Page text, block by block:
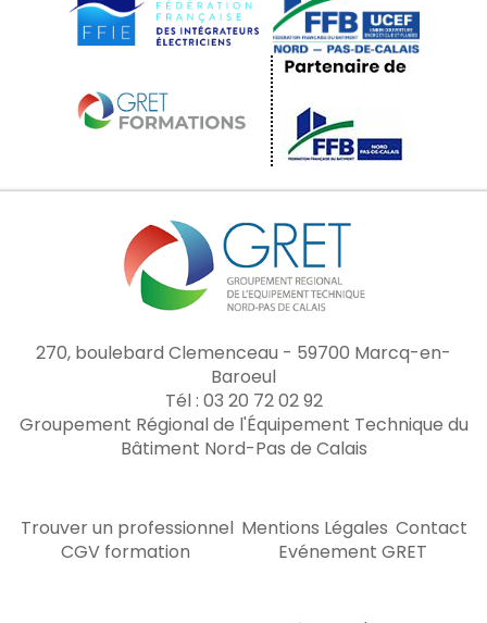
270, boulebard Clemenceau - 59700 Marcq-en-
Baroeul
Tél : 03 20 72 02 92
Groupement Régional de l'Équipement Technique du
Bâtiment Nord-Pas de Calais
Trouver un professionnel Mentions Légales Contact
CGV formation
Evénement GRET